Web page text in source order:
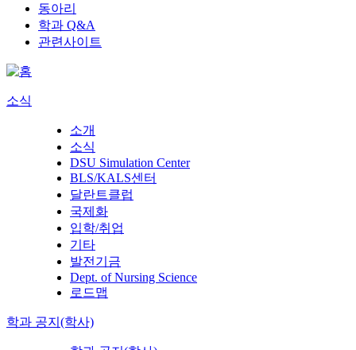
동아리
학과 Q&A
관련사이트
소식
소개
소식
DSU Simulation Center
BLS/KALS센터
달란트클럽
국제화
입학/취업
기타
발전기금
Dept. of Nursing Science
로드맵
학과 공지(학사)